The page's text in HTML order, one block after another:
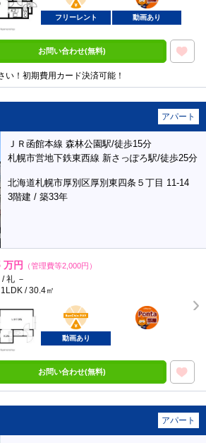
フリーレント 動画あり
お問い合わせ(無料)
い！初期費用カード決済可能！
アパート
ＪＲ函館本線 森林公園駅/徒歩15分
札幌市営地下鉄東西線 新さっぽろ駅/徒歩25分
北海道札幌市厚別区厚別東四条５丁目 11-14
3階建 / 築33年
万円 （管理費等2,000円）
礼 －
/ 30.4㎡
BunChinPAY
ポンタ
部屋
動画あり
お問い合わせ(無料)
アパート